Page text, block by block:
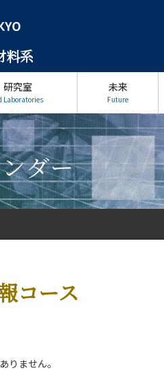
料系
研究室
Laboratories
未来
Future
ダー
コース
りません。